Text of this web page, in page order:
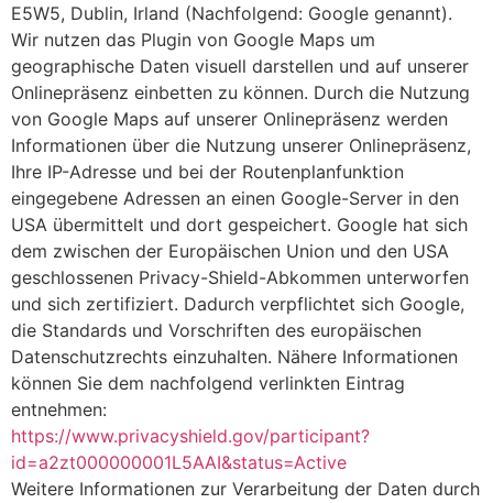
E5W5, Dublin, Irland (Nachfolgend: Google genannt).
Wir nutzen das Plugin von Google Maps um
geographische Daten visuell darstellen und auf unserer
Onlinepräsenz einbetten zu können. Durch die Nutzung
von Google Maps auf unserer Onlinepräsenz werden
Informationen über die Nutzung unserer Onlinepräsenz,
Ihre IP-Adresse und bei der Routenplanfunktion
eingegebene Adressen an einen Google-Server in den
USA übermittelt und dort gespeichert. Google hat sich
dem zwischen der Europäischen Union und den USA
geschlossenen Privacy-Shield-Abkommen unterworfen
und sich zertifiziert. Dadurch verpflichtet sich Google,
die Standards und Vorschriften des europäischen
Datenschutzrechts einzuhalten. Nähere Informationen
können Sie dem nachfolgend verlinkten Eintrag
entnehmen:
https://www.privacyshield.gov/participant?
id=a2zt000000001L5AAI&status=Active
Weitere Informationen zur Verarbeitung der Daten durch